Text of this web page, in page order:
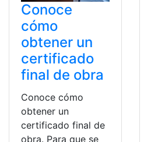
Conoce
cómo
obtener un
certificado
final de obra
Conoce cómo
obtener un
certificado final de
obra. Para que se